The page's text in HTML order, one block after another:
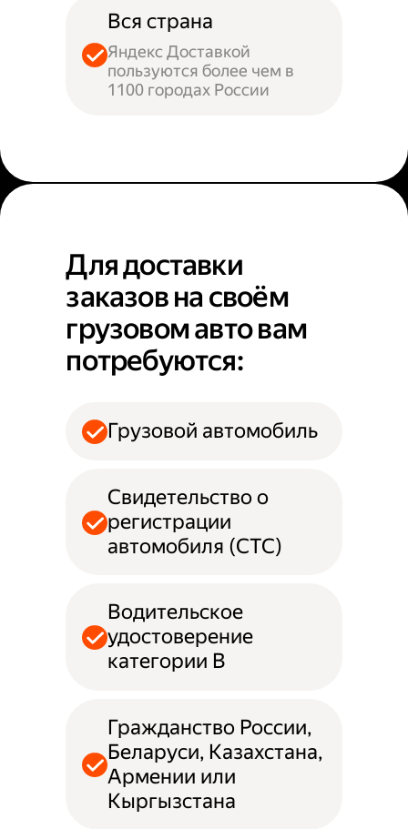
Вся страна
Яндекс Доставкой
пользуются более чем в
1100 городах России
Для доставки
заказов на своём
грузовом авто вам
потребуются:
Грузовой автомобиль
Свидетельство о
регистрации
автомобиля (СТС)
Водительское
удостоверение
категории B
Гражданство России,
Беларуси, Казахстана,
Армении или
Кыргызстана